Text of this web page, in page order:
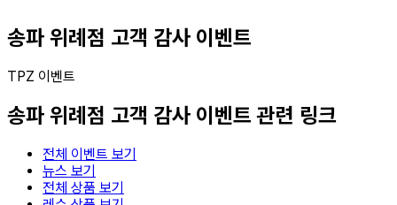
송파 위례점 고객 감사 이벤트
TPZ 이벤트
송파 위례점 고객 감사 이벤트 관련 링크
전체 이벤트 보기
뉴스 보기
전체 상품 보기